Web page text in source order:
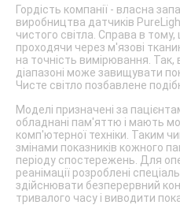
Гордість компанії - власна
виробництва датчиків
чистого світла. Справа в
проходячи через м'язові
на точність вимірювання.
діапазоні може завищувати
Чисте світло позбавлене
Моделі призначені за
обладнані пам'яттю і мають
комп'ютерної техніки. Таким
змінами показників кожного
періоду спостережень. Для
реанімації розроблені
здійснювати безперервний
тривалого часу і виводити